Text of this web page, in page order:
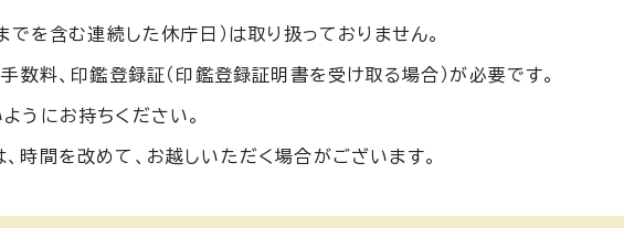
を含む連続した休庁日）は取り扱っておりません。
数料、印鑑登録証（印鑑登録証明書を受け取る場合）が必要です。
うにお持ちください。
時間を改めて、お越しいただく場合がございます。